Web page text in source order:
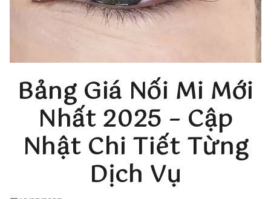
Bảng Giá Nối Mi Mới
Nhất 2025 – Cập
Nhật Chi Tiết Từng
Dịch Vụ